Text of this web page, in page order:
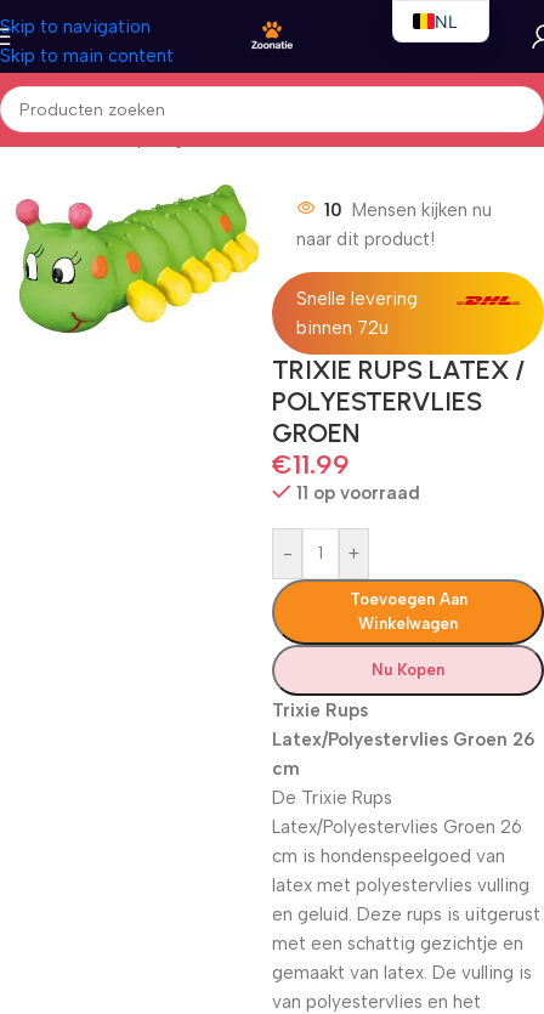
Skip to navigation
Skip to main content
Home/Honden/Speelgoed
10 Mensen kijken nu
naar dit product!
Snelle levering
binnen 72u
TRIXIE RUPS LATEX /
POLYESTERVLIES
GROEN
€11.99
11 op voorraad
- +
Toevoegen Aan
Winkelwagen
Nu Kopen
Trixie Rups
Latex/Polyestervlies Groen 26
cm
De Trixie Rups
Latex/Polyestervlies Groen 26
cm is hondenspeelgoed van
latex met polyestervlies vulling
en geluid. Deze rups is uitgerust
met een schattig gezichtje en
gemaakt van latex. De vulling is
van polyestervlies en het
NL